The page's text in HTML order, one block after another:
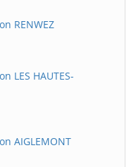
RENWEZ
LES HAUTES-
AIGLEMONT